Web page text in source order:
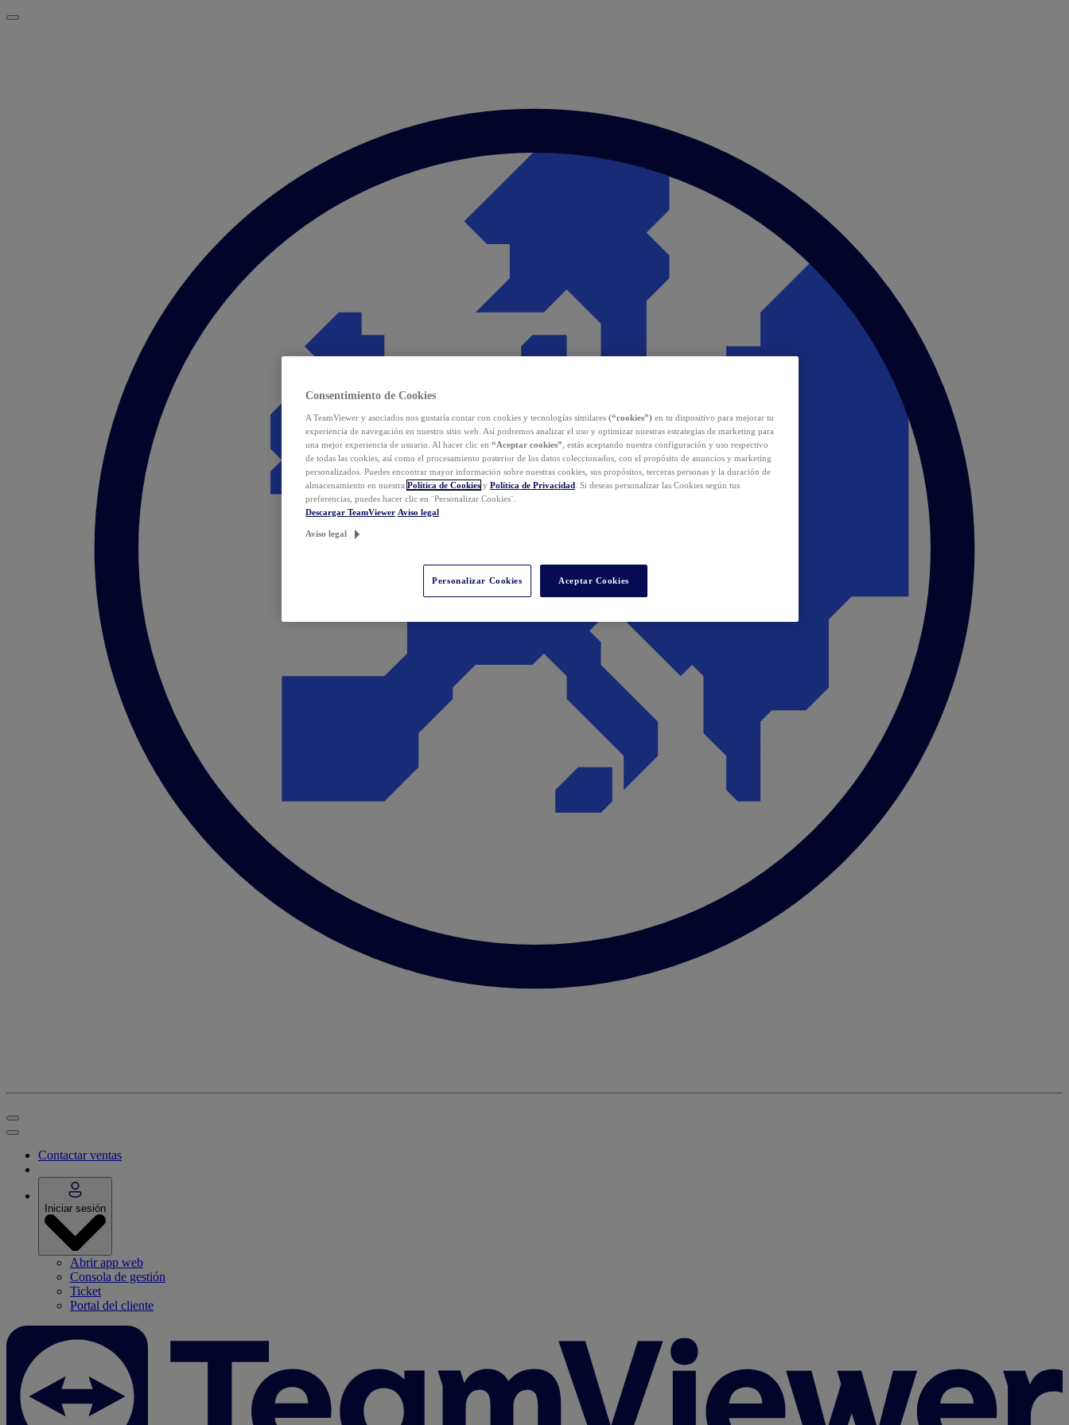
Contactar ventas
Iniciar sesión
Abrir app web
Consola de gestión
Ticket
Portal del cliente
Consentimiento de Cookies
A TeamViewer y asociados nos gustaría contar con cookies y tecnologías similares (“cookies”) en tu dispositivo para mejorar tu
experiencia de navegación en nuestro sitio web. Así podremos analizar el uso y optimizar nuestras estrategias de marketing para
una mejor experiencia de usuario. Al hacer clic en “Aceptar cookies” , estás aceptando nuestra configuración y uso respectivo
de todas las cookies, así como el procesamiento posterior de los datos coleccionados, con el propósito de anuncios y marketing
personalizados. Puedes encontrar mayor información sobre nuestras cookies, sus propósitos, terceras personas y la duración de
almacenamiento en nuestra Política de Cookies y Política de Privacidad . Si deseas personalizar las Cookies según tus
preferencias, puedes hacer clic en ¨Personalizar Cookies¨.
Descargar TeamViewer Aviso legal
Aviso legal
Personalizar Cookies Aceptar Cookies